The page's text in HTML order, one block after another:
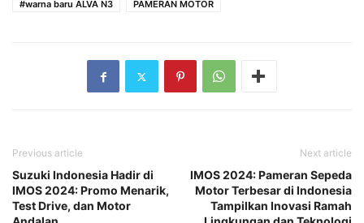
#warna baru ALVA N3
PAMERAN MOTOR
Previous article
Suzuki Indonesia Hadir di
IMOS 2024: Promo Menarik,
Test Drive, dan Motor
Next article
IMOS 2024: Pameran Sepeda
Motor Terbesar di Indonesia
Tampilkan Inovasi Ramah